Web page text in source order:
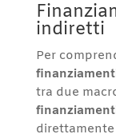
indiretti
Per
tra due